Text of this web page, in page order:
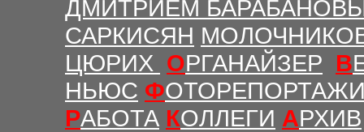
ДМИТРИЕМ
САРКИСЯН
ЦЮРИХ ОРГАНАЙЗЕР В
НЬЮС Ф
РАБОТА КОЛЛЕГИ АРХИВ